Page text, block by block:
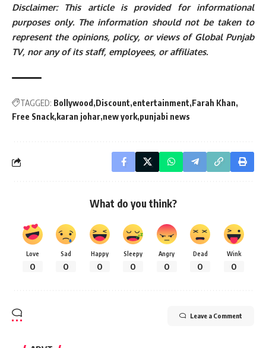
Disclaimer: This article is provided for informational
purposes only. The information should not be taken to
represent the opinions, policy, or views of Global Punjab
TV, nor any of its staff, employees, or affiliates.
TAGGED: Bollywood Discount entertainment Farah Khan
Free Snack karan johar new york punjabi news
What do you think?
Love
0
Sad
0
Happy
0
Sleepy
0
Angry
0
Dead
0
Wink
0
Leave a Comment